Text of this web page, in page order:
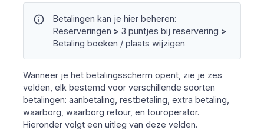
Touroperator
Bevestiging Mailen
info
Betalingen kan je hier beheren:
Reserveringen > 3 puntjes bij reservering >
Betaling boeken / plaats wijzigen
Wanneer je het betalingsscherm opent, zie je zes
velden, elk bestemd voor verschillende soorten
betalingen: aanbetaling, restbetaling, extra betaling,
waarborg, waarborg retour, en touroperator.
Hieronder volgt een uitleg van deze velden.